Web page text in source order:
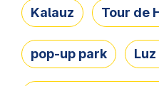
Kalauz Tour de
pop-up park